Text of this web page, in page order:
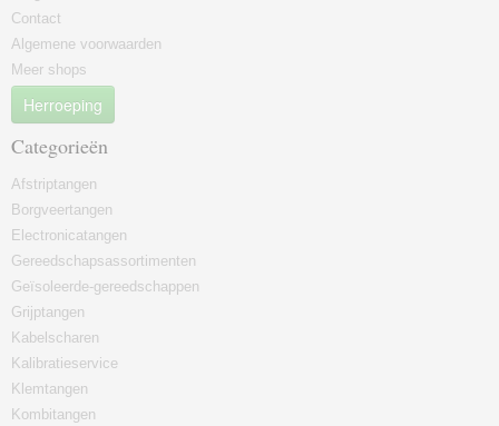
Contact
Algemene voorwaarden
Meer shops
Herroeping
Categorieën
Afstriptangen
Borgveertangen
Electronicatangen
Gereedschapsassortimenten
Geïsoleerde-gereedschappen
Grijptangen
Kabelscharen
Kalibratieservice
Klemtangen
Kombitangen